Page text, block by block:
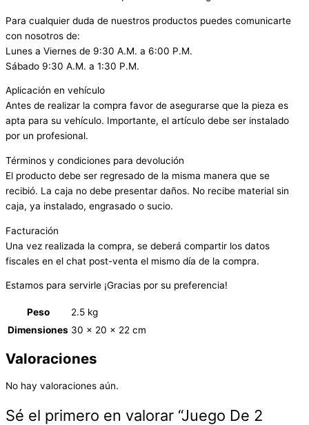
Para cualquier duda de nuestros productos puedes comunicarte
con nosotros de:
Lunes a Viernes de 9:30 A.M. a 6:00 P.M.
Sábado 9:30 A.M. a 1:30 P.M.
Aplicación en vehículo
Antes de realizar la compra favor de asegurarse que la pieza es
apta para su vehículo. Importante, el artículo debe ser instalado
por un profesional.
Términos y condiciones para devolución
El producto debe ser regresado de la misma manera que se
recibió. La caja no debe presentar daños. No recibe material sin
caja, ya instalado, engrasado o sucio.
Facturación
Una vez realizada la compra, se deberá compartir los datos
fiscales en el chat post-venta el mismo día de la compra.
Estamos para servirle ¡Gracias por su preferencia!
Peso
2.5 kg
Dimensiones 30 × 20 × 22 cm
Valoraciones
No hay valoraciones aún.
Sé el primero en valorar “Juego De 2